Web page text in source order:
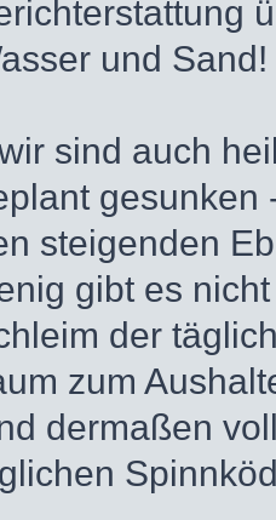
und Sand!
sind auch
gesunken
steigenden
gibt es
der
zum
dermaßen